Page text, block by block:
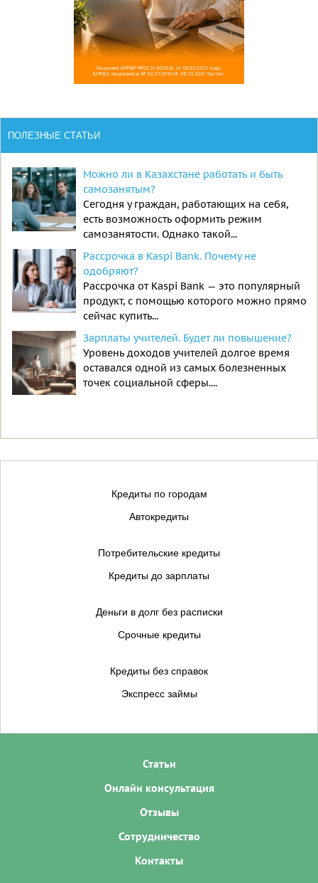
ПОЛЕЗНЫЕ СТАТЬИ
Можно ли в Казахстане работать и быть
самозанятым?
Сегодня у граждан, работающих на себя,
есть возможность оформить режим
самозанятости. Однако такой...
Рассрочка в Kaspi Bank. Почему не
одобряют?
Рассрочка от Kaspi Bank — это популярный
продукт, с помощью которого можно прямо
сейчас купить...
Зарплаты учителей. Будет ли повышение?
Уровень доходов учителей долгое время
оставался одной из самых болезненных
точек социальной сферы....
Кредиты по городам
Автокредиты
Потребительские кредиты
Кредиты до зарплаты
Деньги в долг без расписки
Срочные кредиты
Кредиты без справок
Экспресс займы
Статьи
Онлайн консультация
Отзывы
Сотрудничество
Контакты